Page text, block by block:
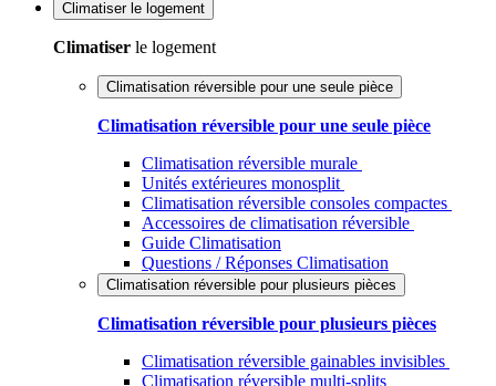
Climatiser le logement
Climatiser le logement
Climatisation réversible pour une seule pièce
Climatisation réversible pour une seule pièce
Climatisation réversible murale
Unités extérieures monosplit
Climatisation réversible consoles compactes
Accessoires de climatisation réversible
Guide Climatisation
Questions / Réponses Climatisation
Climatisation réversible pour plusieurs pièces
Climatisation réversible pour plusieurs pièces
Climatisation réversible gainables invisibles
Climatisation réversible multi-splits